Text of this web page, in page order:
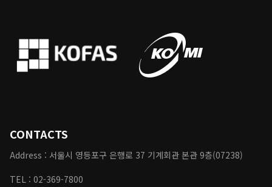
CONTACTS
Address : 서울시 영등포구 은행로 37 기계회관 본관 9층(07238)
TEL : 02-369-7800